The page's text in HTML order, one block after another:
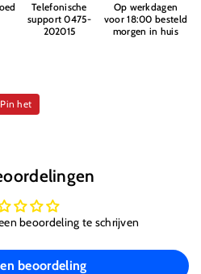
Telefonische
support 0475-
202015
Op werkdagen
voor 18:00 besteld
morgen in huis
Pin het
beoordeling te schrijven
beoordeling